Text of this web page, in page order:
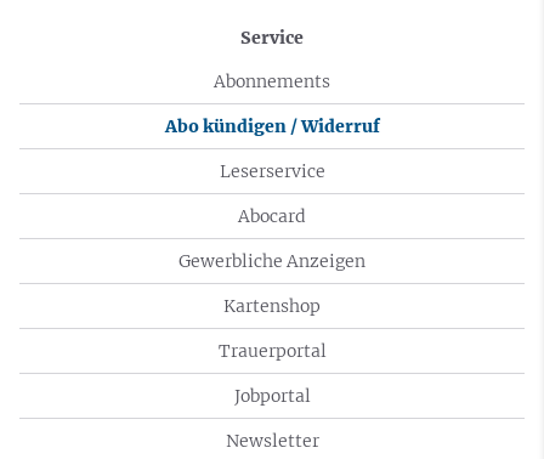
Service
Abonnements
Abo kündigen / Widerruf
Leserservice
Abocard
Gewerbliche Anzeigen
Kartenshop
Trauerportal
Jobportal
Newsletter